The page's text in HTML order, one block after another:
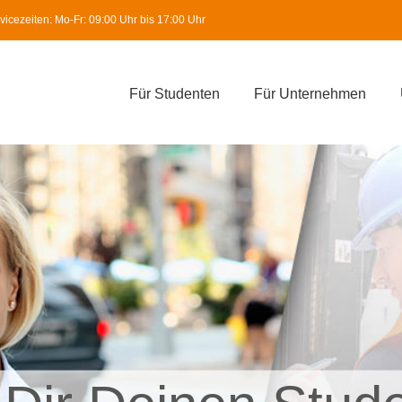
Mo-Fr: 09:00 Uhr bis 17:00 Uhr
Für Studenten Für Unternehmen